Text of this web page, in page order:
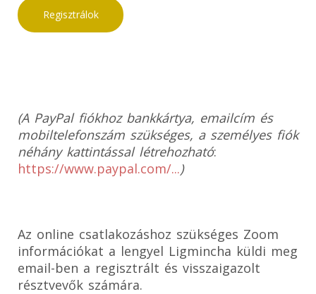
Regisztrálok
(A PayPal fiókhoz bankkártya, emailcím és
mobiltelefonszám szükséges, a személyes fiók
néhány kattintással létrehozható:
https://www.paypal.com/...)
Az online csatlakozáshoz szükséges Zoom
információkat a lengyel Ligmincha küldi meg
email-ben a regisztrált és visszaigazolt
résztvevők számára.